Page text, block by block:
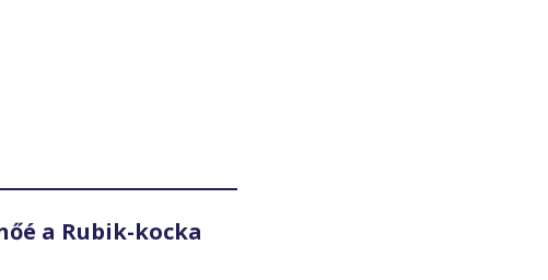
a Rubik-kocka